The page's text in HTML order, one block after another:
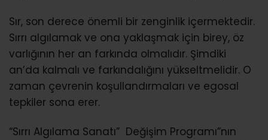
Sır, son derece önemli bir zenginlik içermektedir.
Sırrı algılamak ve ona yaklaşmak için birey, öz
varlığının her an farkında olmalıdır. Şimdiki
an’da kalmalı ve farkındalığını yükseltmelidir. O
zaman çevrenin koşullandırmaları ve egosal
tepkiler sona erer.
“Sırrı Algılama Sanatı” Değişim Programı”nın